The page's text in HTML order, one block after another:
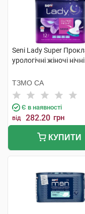
Seni Lady Super
урологічні жіночі
ТЗМО СА
Є в наявності
від 282.20 грн
КУПИТИ